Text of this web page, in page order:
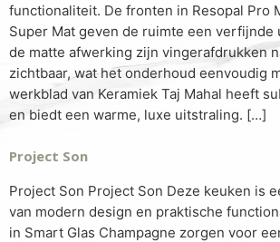
functionaliteit. De fronten in Resopal Pro
Super Mat geven de ruimte een verfijnde
de matte afwerking zijn vingerafdrukken
zichtbaar, wat het onderhoud eenvoudig
werkblad van Keramiek Taj Mahal heeft
en biedt een warme, luxe uitstraling. […]
Project Son
Project Son Project Son Deze keuken is
van modern design en praktische
in Smart Glas Champagne zorgen voor